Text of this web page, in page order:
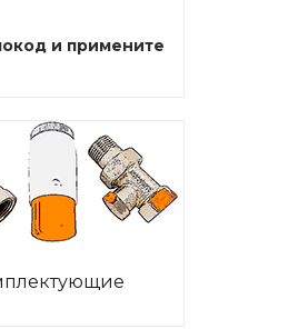
и примените